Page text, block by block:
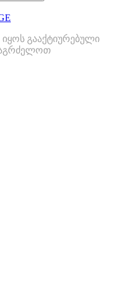
იყოს გააქტიურებული